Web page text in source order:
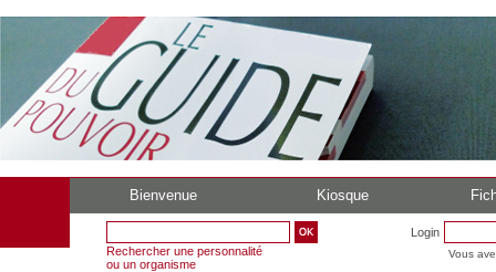
Bienvenue Kiosque
Rechercher une personnalité
ou un organisme
Login
Vous